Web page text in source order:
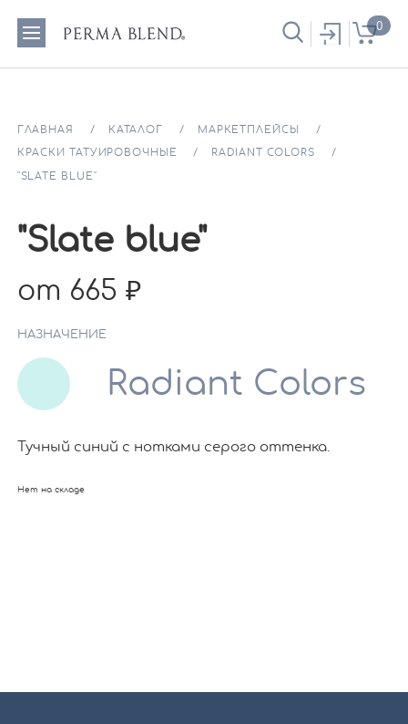
0
ГЛАВНАЯ КАТАЛОГ МАРКЕТПЛЕЙСЫ
КРАСКИ ТАТУИРОВОЧНЫЕ RADIANT COLORS
"SLATE BLUE"
"Slate blue"
от 665
НАЗНАЧЕНИЕ
Radiant Colors
Тучный синий с нотками серого оттенка.
Нет на складе